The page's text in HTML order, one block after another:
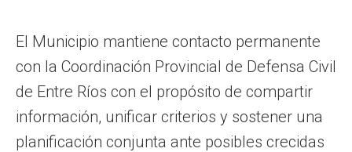
El Municipio mantiene contacto permanente
con la Coordinación Provincial de Defensa Civil
de Entre Ríos con el propósito de compartir
información, unificar criterios y sostener una
planificación conjunta ante posibles crecidas